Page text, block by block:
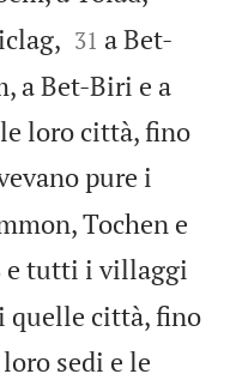


31 a Bet-
a Bet-Biri e a
loro città, fino
pure i
Tochen e
e tutti i villaggi
quelle città, fino
sedi e le